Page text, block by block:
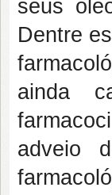
seus
Dentre
ainda
adveio